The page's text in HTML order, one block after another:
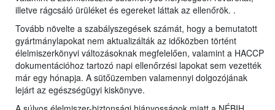
illetve rágcsáló ürüléket és egereket láttak az ellenőrök. .
Tovább növelte a szabályszegések számát, hogy a bemutatott
gyártmánylapokat nem aktualizálták az időközben történt
élelmiszerkönyvi változásoknak megfelelően, valamint a HACCP
dokumentációhoz tartozó napi ellenőrzési lapokat sem vezették
már egy hónapja. A sütőüzemben valamennyi dolgozójának
lejárt az egészségügyi kiskönyve.